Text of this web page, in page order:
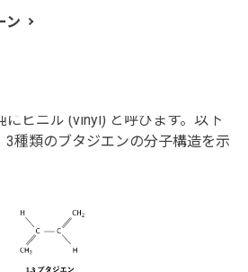
ン
に対して同じ側に配置される構造
が二重結合を挟んで反対側に配置
にビニル (vinyl) と呼びます。以下
3種類のブタジエンの分子構造を示